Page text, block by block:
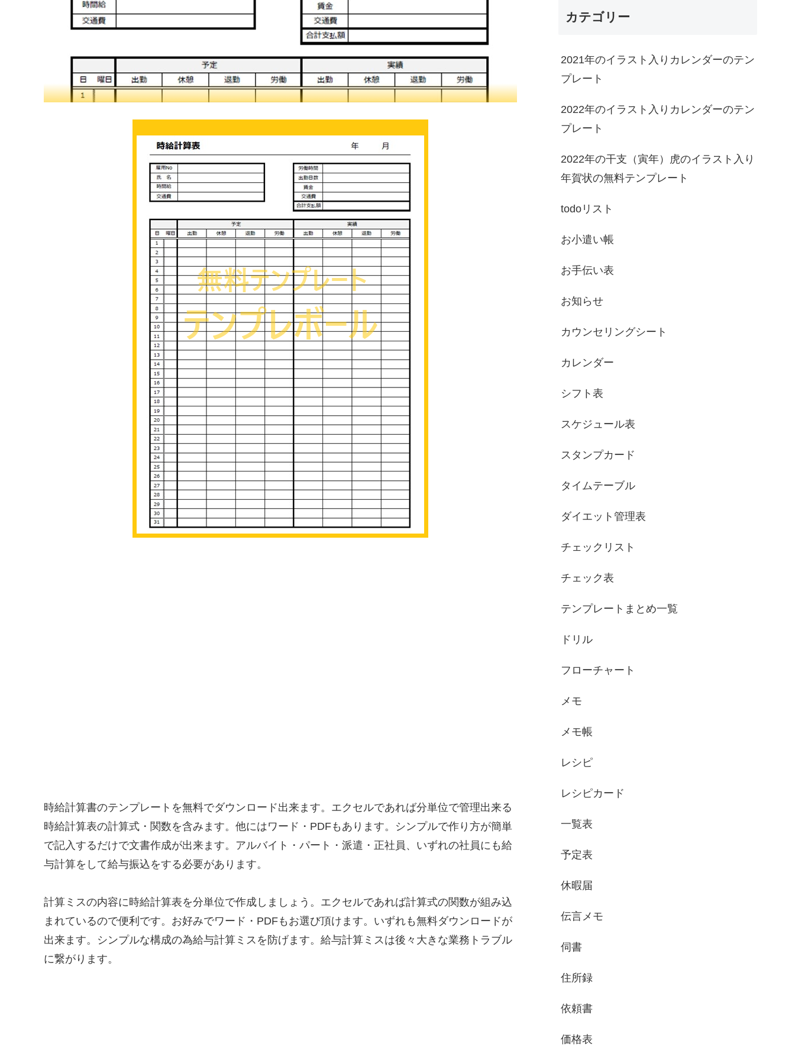
時給計算書のテンプレートを無料でダウンロード出来ます。エクセルであれば分単位で管理出来る
時給計算表の計算式・関数を含みます。他にはワード・PDFもあります。シンプルで作り方が簡単
で記入するだけで文書作成が出来ます。アルバイト・パート・派遣・正社員、いずれの社員にも給
与計算をして給与振込をする必要があります。
計算ミスの内容に時給計算表を分単位で作成しましょう。エクセルであれば計算式の関数が組み込
まれているので便利です。お好みでワード・PDFもお選び頂けます。いずれも無料ダウンロードが
出来ます。シンプルな構成の為給与計算ミスを防げます。給与計算ミスは後々大きな業務トラブル
に繋がります。
カテゴリー
2021年のイラスト入りカレンダーのテン
プレート
2022年のイラスト入りカレンダーのテン
プレート
2022年の干支（寅年）虎のイラスト入り
年賀状の無料テンプレート
todoリスト
お小遣い帳
お手伝い表
お知らせ
カウンセリングシート
カレンダー
シフト表
スケジュール表
スタンプカード
タイムテーブル
ダイエット管理表
チェックリスト
チェック表
テンプレートまとめ一覧
ドリル
フローチャート
メモ
メモ帳
レシピ
レシピカード
一覧表
予定表
休暇届
伝言メモ
伺書
住所録
依頼書
価格表